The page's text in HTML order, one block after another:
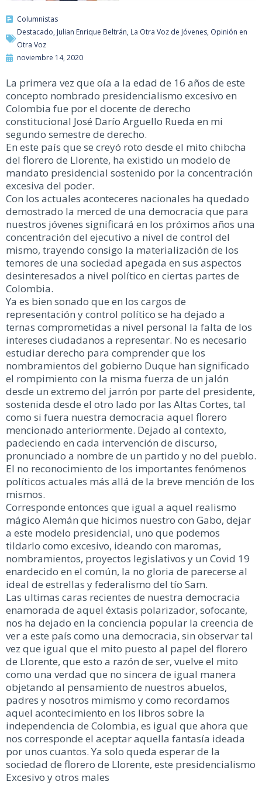
Columnistas
Destacado, Julian Enrique Beltrán, La Otra Voz de Jóvenes, Opinión en
Otra Voz
noviembre 14, 2020
La primera vez que oía a la edad de 16 años de este
concepto nombrado presidencialismo excesivo en
Colombia fue por el docente de derecho
constitucional José Darío Arguello Rueda en mi
segundo semestre de derecho.
En este país que se creyó roto desde el mito chibcha
del florero de Llorente, ha existido un modelo de
mandato presidencial sostenido por la concentración
excesiva del poder.
Con los actuales aconteceres nacionales ha quedado
demostrado la merced de una democracia que para
nuestros jóvenes significará en los próximos años una
concentración del ejecutivo a nivel de control del
mismo, trayendo consigo la materialización de los
temores de una sociedad apegada en sus aspectos
desinteresados a nivel político en ciertas partes de
Colombia.
Ya es bien sonado que en los cargos de
representación y control político se ha dejado a
ternas comprometidas a nivel personal la falta de los
intereses ciudadanos a representar. No es necesario
estudiar derecho para comprender que los
nombramientos del gobierno Duque han significado
el rompimiento con la misma fuerza de un jalón
desde un extremo del jarrón por parte del presidente,
sostenida desde el otro lado por las Altas Cortes, tal
como si fuera nuestra democracia aquel florero
mencionado anteriormente. Dejado al contexto,
padeciendo en cada intervención de discurso,
pronunciado a nombre de un partido y no del pueblo.
El no reconocimiento de los importantes fenómenos
políticos actuales más allá de la breve mención de los
mismos.
Corresponde entonces que igual a aquel realismo
mágico Alemán que hicimos nuestro con Gabo, dejar
a este modelo presidencial, uno que podemos
tildarlo como excesivo, ideando con maromas,
nombramientos, proyectos legislativos y un Covid 19
enardecido en el común, la no gloria de parecerse al
ideal de estrellas y federalismo del tío Sam.
Las ultimas caras recientes de nuestra democracia
enamorada de aquel éxtasis polarizador, sofocante,
nos ha dejado en la conciencia popular la creencia de
ver a este país como una democracia, sin observar tal
vez que igual que el mito puesto al papel del florero
de Llorente, que esto a razón de ser, vuelve el mito
como una verdad que no sincera de igual manera
objetando al pensamiento de nuestros abuelos,
padres y nosotros mimismo y como recordamos
aquel acontecimiento en los libros sobre la
independencia de Colombia, es igual que ahora que
nos corresponde el aceptar aquella fantasía ideada
por unos cuantos. Ya solo queda esperar de la
sociedad de florero de Llorente, este presidencialismo
Excesivo y otros males